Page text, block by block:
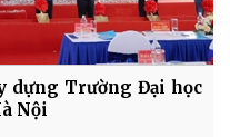
dựng Trường Đại học
Nội